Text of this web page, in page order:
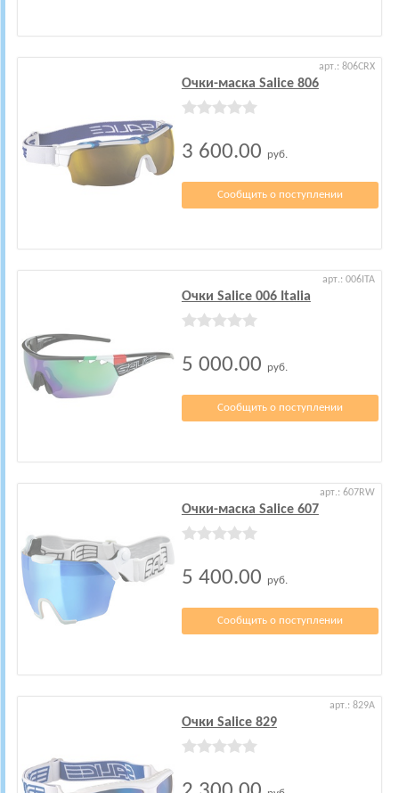
арт.: 806CRX
Очки-маска Salice 806
3 600.00 руб.
Сообщить о поступлении
арт.: 006ITA
Очки Salice 006 Italia
5 000.00 руб.
Сообщить о поступлении
арт.: 607RW
Очки-маска Salice 607
5 400.00 руб.
Сообщить о поступлении
арт.: 829A
Очки Salice 829